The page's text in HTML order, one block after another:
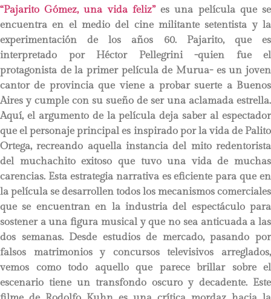
“Pajarito Gómez, una vida feliz”es una película que se
encuentra en el medio del cine militante setentista y la
experimentación de los años 60. Pajarito, que es
interpretado por Héctor Pellegrini -quien fue el
protagonista de la primer película de Murua- es un joven
cantor de provincia que viene a probar suerte a Buenos
Aires y cumple con su sueño de ser una aclamada estrella.
Aquí, el argumento de la película deja saber al espectador
que el personaje principal es inspirado por la vida de Palito
Ortega, recreando aquella instancia del mito redentorista
del muchachito exitoso que tuvo una vida de muchas
carencias. Esta estrategia narrativa es eficiente para que en
la película se desarrollen todos los mecanismos comerciales
que se encuentran en la industria del espectáculo para
sostener a una figura musical y que no sea anticuada a las
dos semanas. Desde estudios de mercado, pasando por
falsos matrimonios y concursos televisivos arreglados,
vemos como todo aquello que parece brillar sobre el
escenario tiene un transfondo oscuro y decadente. Este